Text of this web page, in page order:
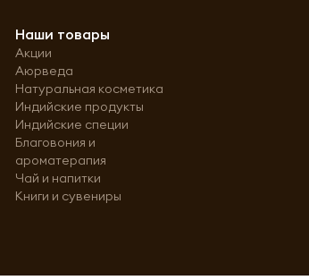
Наши товары
Акции
Аюрведа
Натуральная косметика
Индийские продукты
Индийские специи
Благовония и
ароматерапия
Чай и напитки
Книги и сувениры